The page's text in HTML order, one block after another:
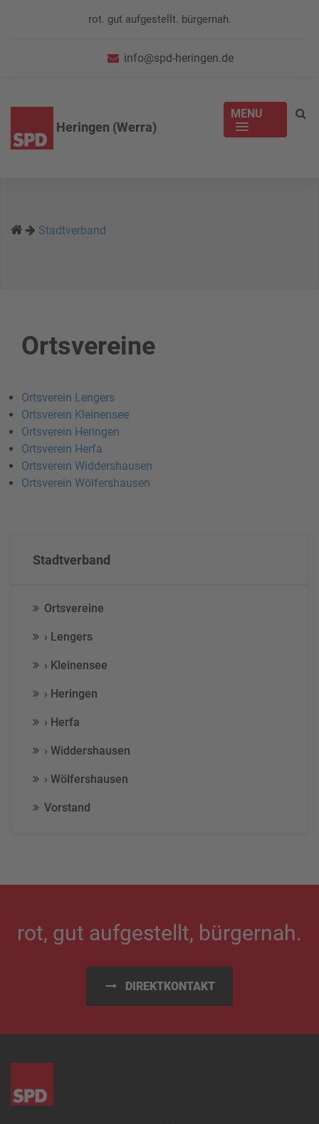
rot. gut aufgestellt. bürgernah.
info@spd-heringen.de
Heringen (Werra)
MENU
Stadtverband
Ortsvereine
Ortsverein Lengers
Ortsverein Kleinensee
Ortsverein Heringen
Ortsverein Herfa
Ortsverein Widdershausen
Ortsverein Wölfershausen
Stadtverband
Ortsvereine
› Lengers
› Kleinensee
› Heringen
› Herfa
› Widdershausen
› Wölfershausen
Vorstand
rot, gut aufgestellt, bürgernah.
DIREKTKONTAKT